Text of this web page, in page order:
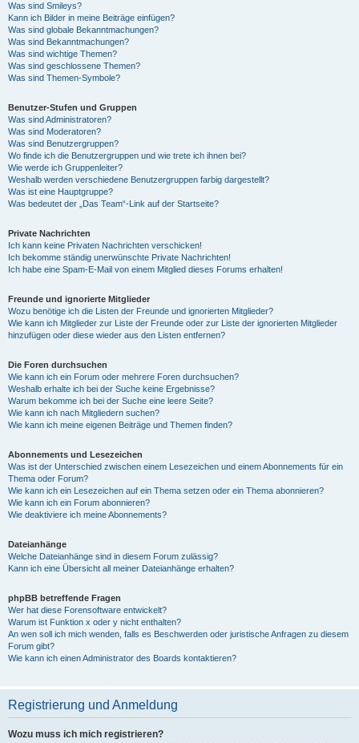
Was sind Smileys?
Kann ich Bilder in meine Beiträge einfügen?
Was sind globale Bekanntmachungen?
Was sind Bekanntmachungen?
Was sind wichtige Themen?
Was sind geschlossene Themen?
Was sind Themen-Symbole?
Benutzer-Stufen und Gruppen
Was sind Administratoren?
Was sind Moderatoren?
Was sind Benutzergruppen?
Wo finde ich die Benutzergruppen und wie trete ich ihnen bei?
Wie werde ich Gruppenleiter?
Weshalb werden verschiedene Benutzergruppen farbig dargestellt?
Was ist eine Hauptgruppe?
Was bedeutet der „Das Team“-Link auf der Startseite?
Private Nachrichten
Ich kann keine Privaten Nachrichten verschicken!
Ich bekomme ständig unerwünschte Private Nachrichten!
Ich habe eine Spam-E-Mail von einem Mitglied dieses Forums erhalten!
Freunde und ignorierte Mitglieder
Wozu benötige ich die Listen der Freunde und ignorierten Mitglieder?
Wie kann ich Mitglieder zur Liste der Freunde oder zur Liste der ignorierten Mitglieder
hinzufügen oder diese wieder aus den Listen entfernen?
Die Foren durchsuchen
Wie kann ich ein Forum oder mehrere Foren durchsuchen?
Weshalb erhalte ich bei der Suche keine Ergebnisse?
Warum bekomme ich bei der Suche eine leere Seite?
Wie kann ich nach Mitgliedern suchen?
Wie kann ich meine eigenen Beiträge und Themen finden?
Abonnements und Lesezeichen
Was ist der Unterschied zwischen einem Lesezeichen und einem Abonnements für ein
Thema oder Forum?
Wie kann ich ein Lesezeichen auf ein Thema setzen oder ein Thema abonnieren?
Wie kann ich ein Forum abonnieren?
Wie deaktiviere ich meine Abonnements?
Dateianhänge
Welche Dateianhänge sind in diesem Forum zulässig?
Kann ich eine Übersicht all meiner Dateianhänge erhalten?
phpBB betreffende Fragen
Wer hat diese Forensoftware entwickelt?
Warum ist Funktion x oder y nicht enthalten?
An wen soll ich mich wenden, falls es Beschwerden oder juristische Anfragen zu diesem
Forum gibt?
Wie kann ich einen Administrator des Boards kontaktieren?
Registrierung und Anmeldung
Wozu muss ich mich registrieren?